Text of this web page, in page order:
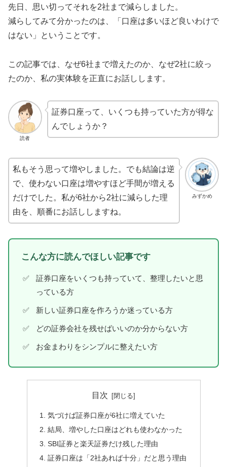
先日、思い切ってそれを2社まで減らしました。
減らしてみて分かったのは、「口座は多いほど良いわけで
はない」ということです。
この記事では、なぜ6社まで増えたのか、なぜ2社に絞っ
たのか、私の実体験を正直にお話しします。
読者
証券口座って、いくつも持っていた方が得な
んでしょうか？
みずかめ
私もそう思って増やしました。でも結論は逆
で、使わない口座は増やすほど手間が増える
だけでした。私が6社から2社に減らした理
由を、順番にお話ししますね。
こんな方に読んでほしい記事です
証券口座をいくつも持っていて、整理したいと思
っている方
新しい証券口座を作ろうか迷っている方
どの証券会社を残せばいいのか分からない方
お金まわりをシンプルに整えたい方
目次
気づけば証券口座が6社に増えていた
結局、増やした口座はどれも使わなかった
SBI証券と楽天証券だけ残した理由
証券口座は「2社あれば十分」だと思う理由